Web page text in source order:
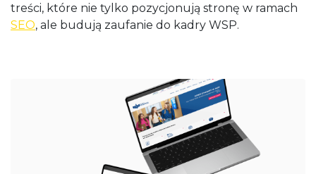
treści, które nie tylko pozycjonują stronę w ramach
SEO, ale budują zaufanie do kadry WSP.